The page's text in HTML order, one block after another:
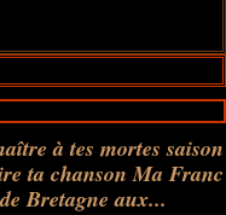
à tes mortes saison
ta chanson Ma Franc
Bretagne aux...